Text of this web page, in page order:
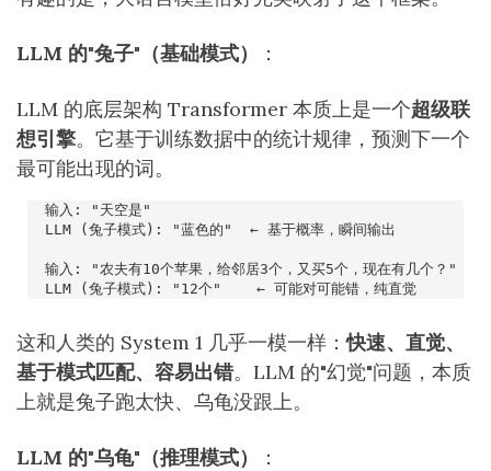
LLM 的"兔子"（基础模式） ：
LLM 的底层架构 Transformer 本质上是一个超级联
想引擎。它基于训练数据中的统计规律，预测下一个
最可能出现的词。
这和人类的 System 1 几乎一模一样：快速、直觉、
基于模式匹配、容易出错。LLM 的"幻觉"问题，本质
上就是兔子跑太快、乌龟没跟上。
LLM 的"乌龟"（推理模式） ：